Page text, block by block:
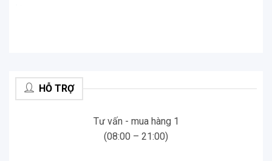
Hệ thống liên lạc nội bộ DMC Gen 2
Cardo PACKTALK EDGE sử dụng hệ thống liên lạc
HỖ TRỢ
Tư vấn - mua hàng 1
(08:00 – 21:00)